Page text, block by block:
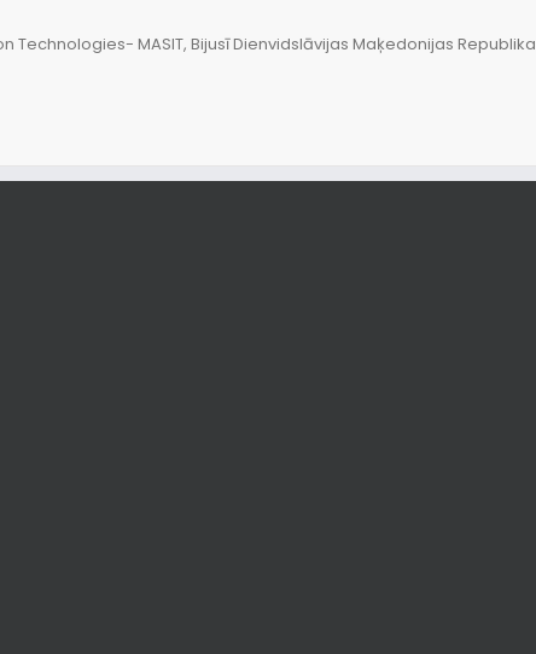
MASIT, Bijusī Dienvidslāvijas Maķedonijas Republika